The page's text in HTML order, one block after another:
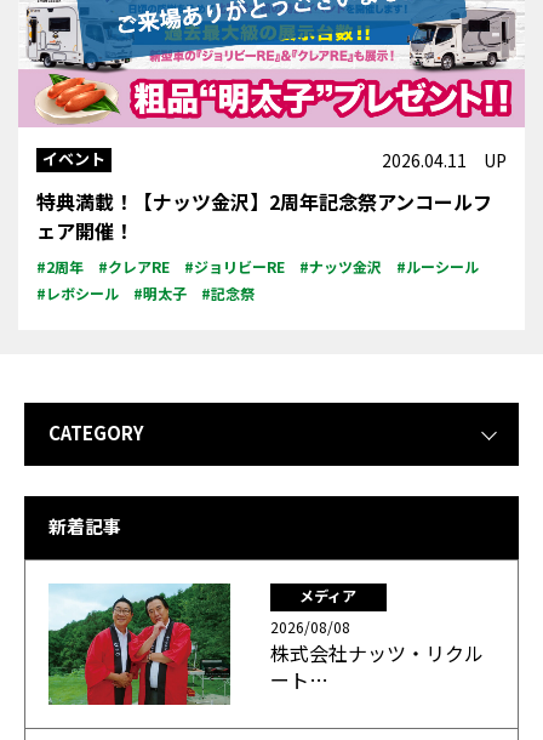
イベント 2026.04.11 UP
特典満載！【ナッツ金沢】2周年記念祭アンコールフ
ェア開催！
#2周年 #クレアRE #ジョリビーRE #ナッツ金沢
#ルーシール
#レボシール
#明太子 #記念祭
CATEGORY
新着記事
メディア
2026/08/08
株式会社ナッツ・リクル
ート…